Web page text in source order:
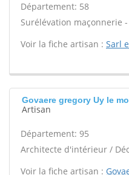
Département: 58
Surélévation maçonnerie -
Voir la fiche artisan : Sarl
Govaere gregory Uy le
Artisan
Département: 95
Architecte d'intérieur /
Voir la fiche artisan :